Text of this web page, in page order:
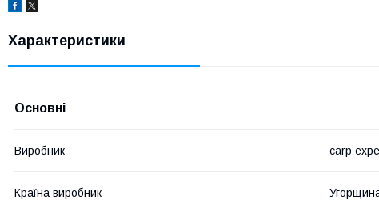
Характеристики
Основні
Виробник carp
Країна виробник